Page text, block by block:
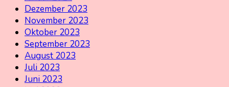
Dezember 2023
November 2023
Oktober 2023
September 2023
August 2023
Juli 2023
Juni 2023